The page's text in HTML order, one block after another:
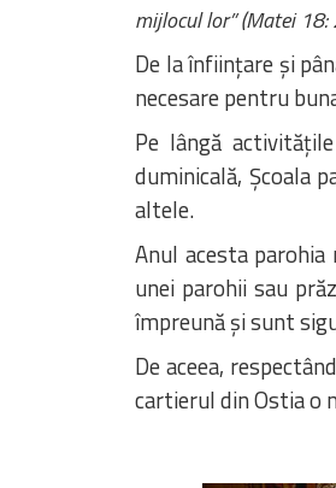
mijlocul lor” (Matei 18:
De la înființare și
necesare pentru
Pe lângă
duminicală, Școala
altele.
Anul acesta
unei parohii sau
împreună și sunt
De aceea,
cartierul din Ostia o